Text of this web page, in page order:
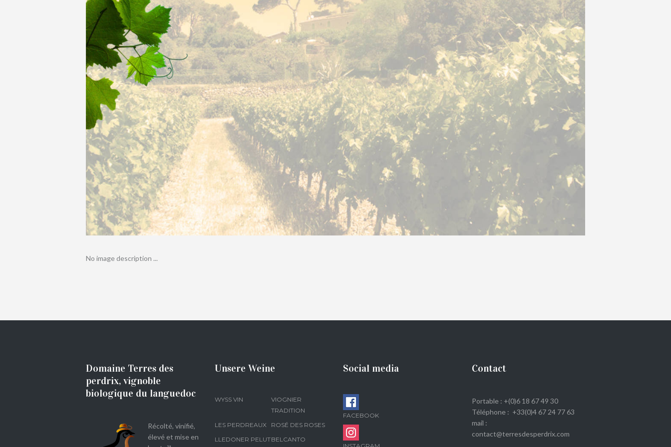
No image description ...
Domaine Terres des
perdrix, vignoble
biologique du languedoc
Récolté, vinifié,
élevé et mise en
Unsere Weine
WYSS VIN
VIOGNIER
TRADITION
LES PERDREAUX
ROSÉ DES ROSES
LLEDONER PELUTBELCANTO
Social media
FACEBOOK
Contact
Portable : +(0)6 18 67 49 30
Téléphone : +33(0)4 67 24 77 63
mail :
contact@terresdesperdrix.com